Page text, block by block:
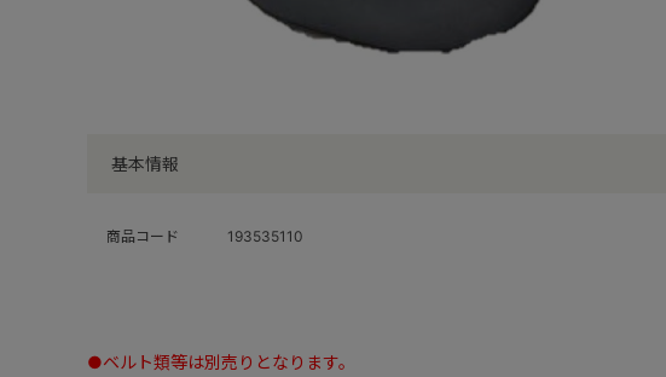
基本情報
商品コード 193535110
●ベルト類等は別売りとなります。